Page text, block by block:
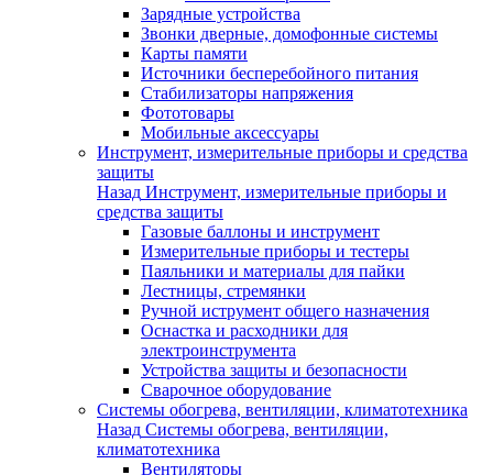
Зарядные устройства
Звонки дверные, домофонные системы
Карты памяти
Источники бесперебойного питания
Стабилизаторы напряжения
Фототовары
Мобильные аксессуары
Инструмент, измерительные приборы и средства
защиты
Назад Инструмент, измерительные приборы и
средства защиты
Газовые баллоны и инструмент
Измерительные приборы и тестеры
Паяльники и материалы для пайки
Лестницы, стремянки
Ручной иструмент общего назначения
Оснастка и расходники для
электроинструмента
Устройства защиты и безопасности
Сварочное оборудование
Системы обогрева, вентиляции, климатотехника
Назад Системы обогрева, вентиляции,
климатотехника
Вентиляторы